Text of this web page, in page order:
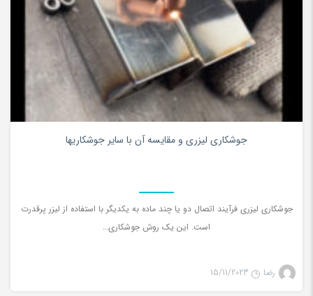
جوشکاری لیزری و مقايسه آن با ساير جوشكاريها
جوشکاری لیزری فرآیند اتصال دو یا چند ماده به یکدیگر با استفاده از لیزر پرقدرت
است. این یک روش جوشکاری…
رضا 15/11/2023